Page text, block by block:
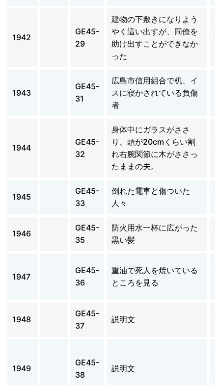
1942
GE45-
29
建物の下敷きになりよう
やく這い出すが、同僚を
助け出すことができなか
った
1943
GE45-
31
広島市信用組合で机、イ
スに寝かされている負傷
者
1944
GE45-
32
身体中にガラスがささ
り、頭が20cmくらい割
れ右腕関節に木がささっ
たままの夫。
1945
GE45-
33
倒れた電車と傷ついた
人々
1946
GE45-
35
防火用水一杯に広がった
黒い髪
1947
GE45-
36
重油で死人を焼いている
ところを見る
1948
GE45-
37
説明文
1949
GE45-
38
説明文